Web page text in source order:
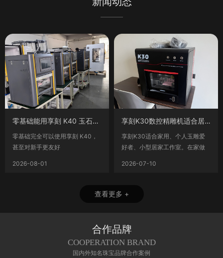
零基础能用享刻 K40 玉石雕刻机吗？车间
零基础完全可以使用享刻 K40，
甚至对新手更友好
2026-08-01
享刻K30数控精雕机适合居家用吗?
享刻K30适合家用、个人玉雕爱
好者、小型居家工作室。在家做
2026-07-10
查看更多 +
合作品牌
COOPERATION BRAND
国内外知名珠宝品牌合作案例